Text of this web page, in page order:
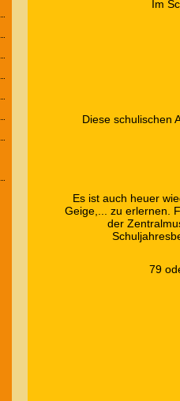
Im
Diese schulischen
Es ist auch heuer
Geige,... zu erlernen.
der
79